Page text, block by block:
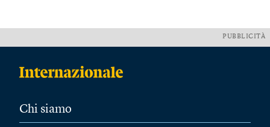
PUBBLICITÀ
Chi siamo